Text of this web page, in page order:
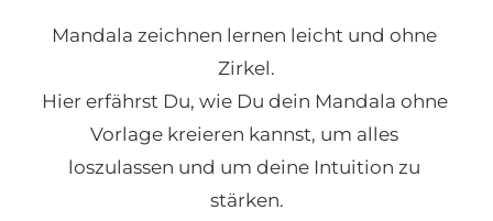
Mandala zeichnen lernen leicht und ohne
Zirkel.
Hier erfährst Du, wie Du dein Mandala ohne
Vorlage kreieren kannst, um alles
loszulassen und um deine Intuition zu
stärken.